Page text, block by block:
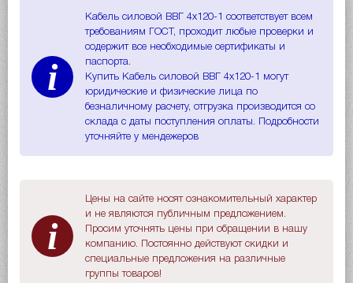
i
Кабель силовой ВВГ 4х120-1 соответствует всем
требованиям ГОСТ, проходит любые проверки и
содержит все необходимые сертификаты и
паспорта.
Купить Кабель силовой ВВГ 4х120-1 могут
юридические и физические лица по
безналичному расчету, отгрузка производится со
склада с даты поступления оплаты. Подробности
уточняйте у мендежеров
i
Цены на сайте носят ознакомительный характер
и не являются публичным предложением.
Просим уточнять цены при обращении в нашу
компанию. Постоянно действуют скидки и
специальные предложения на различные
группы товаров!